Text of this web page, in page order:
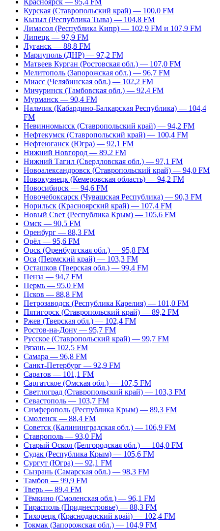
Красноярск — 95,4 FM
Курская (Ставропольский край) — 100,0 FM
Кызыл (Республика Тыва) — 104,8 FM
Лимасол (Республика Кипр) — 102,9 FM и 107,9 FM
Липецк — 97,9 FM
Луганск — 88,8 FM
Мариуполь (ДНР) — 97,2 FM
Матвеев Курган (Ростовская обл.) — 107,0 FM
Мелитополь (Запорожская обл.) — 96,7 FM
Миасс (Челябинская обл.) — 102,2 FM
Мичуринск (Тамбовская обл.) — 92,4 FM
Мурманск — 90,4 FM
Нальчик (Кабардино-Балкарская Республика) — 104,4
FM
Невинномысск (Ставропольский край) — 94,2 FM
Нефтекумск (Ставропольский край) — 100,4 FM
Нефтеюганск (Югра) — 92,1 FM
Нижний Новгород — 89,2 FM
Нижний Тагил (Свердловская обл.) — 97,1 FM
Новоалександровск (Ставропольский край) — 94,0 FM
Новокузнецк (Кемеровская область) — 94,2 FM
Новосибирск — 94,6 FM
Новочебоксарск (Чувашская Республика) — 90,3 FM
Норильск (Красноярский край) — 107,4 FM
Новый Свет (Республика Крым) — 105,6 FM
Омск — 90,5 FM
Оренбург — 88,3 FM
Орёл — 95,6 FM
Орск (Оренбургская обл.) — 95,8 FM
Оса (Пермский край) — 103,3 FM
Осташков (Тверская обл.) — 99,4 FM
Пенза — 94,7 FM
Пермь — 95,0 FM
Псков — 88,8 FM
Петрозаводск (Республика Карелия) — 101,0 FM
Пятигорск (Ставропольский край) — 89,2 FM
Ржев (Тверская обл.) — 102,4 FM
Ростов-на-Дону — 95,7 FM
Русское (Ставропольский край) — 99,7 FM
Рязань — 102,5 FM
Самара — 96,8 FM
Санкт-Петербург — 92,9 FM
Саратов — 101,1 FM
Саргатское (Омская обл.) — 107,5 FM
Светлоград (Ставропольский край) — 103,3 FM
Севастополь — 103,7 FM
Симферополь (Республика Крым) — 89,3 FM
Смоленск — 88,4 FM
Советск (Калининградская обл.) — 106,9 FM
Ставрополь — 93,0 FM
Старый Оскол (Белгородская обл.) — 104,0 FM
Судак (Республика Крым) — 105,6 FM
Сургут (Югра) — 92,1 FM
Сызрань (Самарская обл.) — 98,3 FM
Тамбов — 99,9 FM
Тверь — 89,4 FM
Тёмкино (Смоленская обл.) — 96,1 FM
Тирасполь (Приднестровье) — 88,3 FM
Тихорецк (Краснодарский край) — 102,4 FM
Токмак (Запорожская обл.) — 104,9 FM